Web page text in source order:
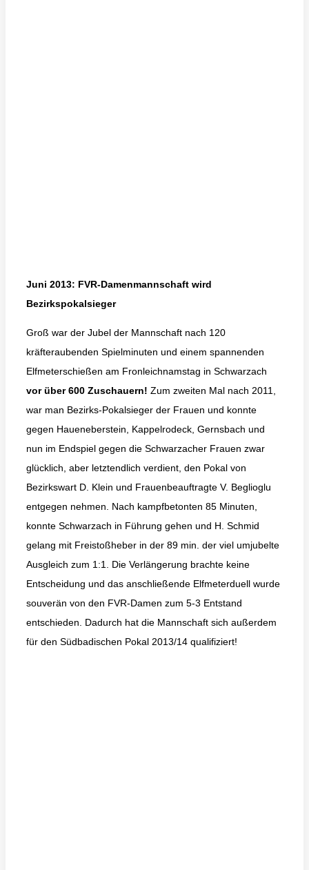
Juni 2013: FVR-Damenmannschaft wird
Bezirkspokalsieger
Groß war der Jubel der Mannschaft nach 120
kräfteraubenden Spielminuten und einem spannenden
Elfmeterschießen am Fronleichnamstag in Schwarzach
vor über 600 Zuschauern! Zum zweiten Mal nach 2011,
war man Bezirks-Pokalsieger der Frauen und konnte
gegen Haueneberstein, Kappelrodeck, Gernsbach und
nun im Endspiel gegen die Schwarzacher Frauen zwar
glücklich, aber letztendlich verdient, den Pokal von
Bezirkswart D. Klein und Frauenbeauftragte V. Beglioglu
entgegen nehmen. Nach kampfbetonten 85 Minuten,
konnte Schwarzach in Führung gehen und H. Schmid
gelang mit Freistoßheber in der 89 min. der viel umjubelte
Ausgleich zum 1:1. Die Verlängerung brachte keine
Entscheidung und das anschließende Elfmeterduell wurde
souverän von den FVR-Damen zum 5-3 Entstand
entschieden. Dadurch hat die Mannschaft sich außerdem
für den Südbadischen Pokal 2013/14 qualifiziert!